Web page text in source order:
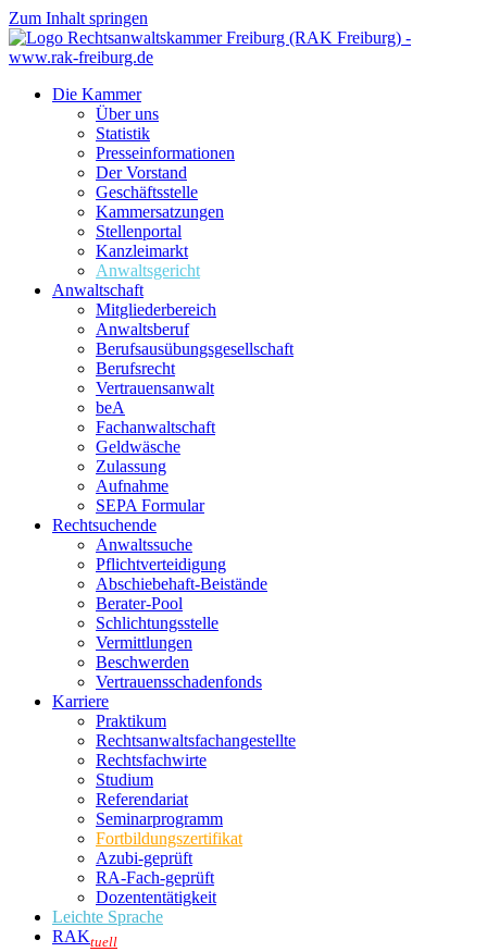
Zum Inhalt springen
Die Kammer
Über uns
Statistik
Presseinformationen
Der Vorstand
Geschäftsstelle
Kammersatzungen
Stellenportal
Kanzleimarkt
Anwaltsgericht
Anwaltschaft
Mitgliederbereich
Anwaltsberuf
Berufsausübungs­gesellschaft
Berufsrecht
Vertrauensanwalt
beA
Fachanwaltschaft
Geldwäsche
Zulassung
Aufnahme
SEPA Formular
Rechtsuchende
Anwaltssuche
Pflichtverteidigung
Abschiebehaft-Beistände
Berater-Pool
Schlichtungsstelle
Vermittlungen
Beschwerden
Vertrauensschadenfonds
Karriere
Praktikum
Rechtsanwalts­fachangestellte
Rechtsfachwirte
Studium
Referendariat
Seminarprogramm
Fortbildungszertifikat
Azubi-geprüft
RA-Fach-geprüft
Dozententätigkeit
Leichte Sprache
RAKtuell